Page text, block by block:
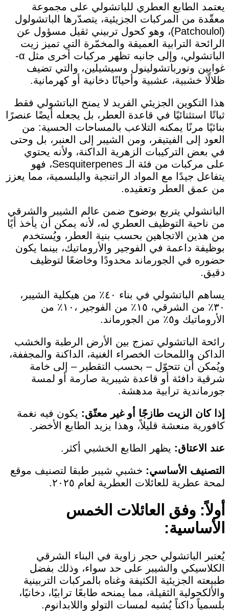
يعتمد الطابع العطري للباتشولي على مجموعة
معقّدة من المركبات الجزيئية، يتصدّرها الباتشولول
(Patchoulol)، وهو كحول تربيني ثقيل مسؤول عن
الرائحة الترابية العميقة والمخمّرة التي تميز زيت
الباتشولي، وإلى جانبه تظهر مركبات أخرى مثل α-
غوايين ونورباتشولينول وسيشيلين، والتي تضيف
ظلالًا خشبية، عشبية وأحيانًا دخانية أو كهرمانية.
هذا التكوين الجزيئي الفريد لا يمنح الباتشولي فقط
ثباتًا استثنائيًا في قاعدة العطر، بل يجعله أيضًا عنصرًا
بنائيًا مرنًا يمكنه التلاعب بالمساحات الحسية: من
العود إلى الفيتيفر، ومن الشيبر إلى العنبر، بل وحتى
في بعض التركيبات الزهرية الداكنة، ولأنه يحتوي
على مركبات من فئة الـ Sesquiterpenes، فهو
يتفاعل جيدًا مع المواد الراتنجية والبلسمية، مما يعزز
من عمق العطر وتعقيده.
الباتشولي يتربع بوضوح ضمن عالم الشيبر والشرقي
من ناحية التوظيف العطري له، لأنه يمكن أن يأخذ أيًا
من هذين الاتجاهين بحسب بنية العطر، ويُستخدم
بوظيفة داعمة في الفوجير والأروماتيك، بينما يكون
حضوره في الجورماند محدودًا وخاضعًا لتوظيف
دقيق.
يساهم الباتشولي في بناء ٤٠٪ من هيكلية الشيبر،
٣٠٪ من الشرقي، ١٥٪ من الفوجير ،١٠٪ من
الأروماتيك و٥٪ من الجورماند.
رائحة الباتشولي تمزج بين الأرض الرطبة والخشب
الداكن واللمحات الخصراء الغنية، الداكنة والمجففة،
ويُمكن أن تتحوّل – بحسب التقطير – إلى خامة
شرقية دافئة أو قاعدة شيبرية صارمة أو لمسة
جورماندية ترابية مدهشة.
إذا كان الزيت طازجًا أو غير معتّق: يكون فيه نغمة
كافورية منعشة قليلاً، وهذا يزيد الطابع الأخضر.
عند الاعتاق: يظهر الطابع الخشبي أكثر.
التصنيف الأساسي: خشبي شيبر طبقا لتصنيف موقع
لمحة عطرية للعائلات العطرية لعام ٢٠٢٥.
أولاً: وفق العائلات الخمس
الأساسية:
يُعتبر الباتشولي حجر زاوية في البناء الشرقي
الكلاسيكي والشيبر على حد سواء، وذلك بفضل
طبيعته الجزيئية الكثيفة وغناه بالمركبات التربينية
والألكحولية الثقيلة، مما يمنحه طابعًا ترابيًا، دخانيًا،
بلسمياً داكناً يُشبه لمسات التولو واللابدانوم.